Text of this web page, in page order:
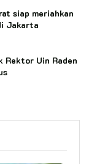
siap meriahkan
Jakarta
Rektor Uin Raden